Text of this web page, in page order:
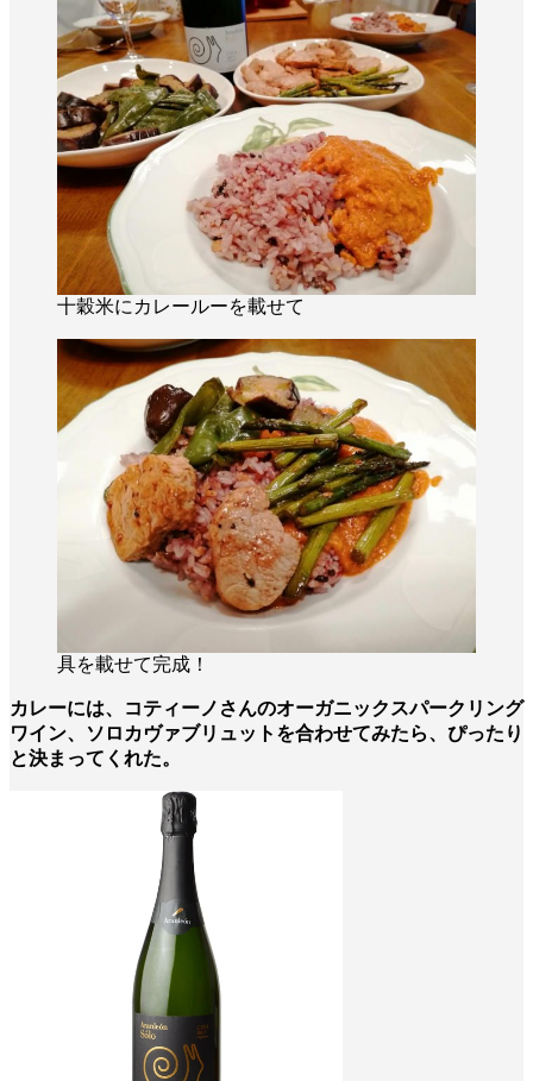
十穀米にカレールーを載せて
具を載せて完成！
カレーには、コティーノさんのオーガニックスパークリング
ワイン、ソロカヴァブリュットを合わせてみたら、ぴったり
と決まってくれた。